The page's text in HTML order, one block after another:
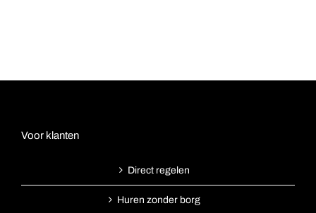
Voor klanten
Direct regelen
Huren zonder borg